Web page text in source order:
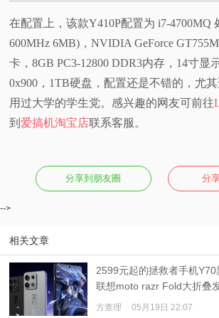
体
验
专
在配置上，该款Y410P配置为 i7-4700MQ
600MHz 6MB)，NVIDIA GeForce
卡，8GB PC3-12800 DDR3内存，14寸显
0x900，1TB硬盘，配置还是不错的，尤
用过大学的学生党。感兴趣的网友可前往
到 爱搞机淘宝店联系客服。
分享到朋友圈 分
-->
相关文章
2599元起的拯救者手机
联想moto razr Fold大折叠
方查理 05月19日 22:07